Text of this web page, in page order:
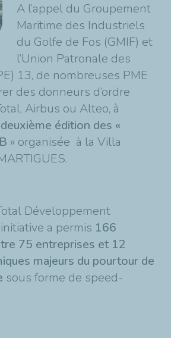
A l’appel du Groupement
Maritime des Industriels
du Golfe de Fos (GMIF) et
l’Union Patronale des
13, de nombreuses PME
des donneurs d’ordre
Airbus ou Alteo, à
deuxième édition des «
» organisée à la Villa
Développement
a permis 166
75 entreprises et 12
majeurs du pourtour de
sous forme de speed-